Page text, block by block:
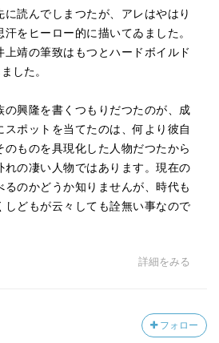
清浄を守ってきた誇り高き娘
取り去れ
贅美を尽くした調度も…
叫びの中にあらしめよ」
え息子が3歳児であっても
えた残酷な使命…
たのだろうか（う、泣ける）
物像はいかに
決断力にはスピード感を伴った
、また人の心を読むのにも長けてい
かかっても恩返しを実行する
読んでしまつたが、アレはやはり
をヒーロー的に描いてゐました。
上靖の筆致はもつとハードボイルド
した。
興隆を書くつもりだつたのが、成
スポットを当てたのは、何より彼自
のものを具現化した人物だつたから
れの凄い人物ではあります。現在の
るのかどうか知りませんが、時代も
しどもが云々しても詮無い事なので
詳細をみる
フォロー